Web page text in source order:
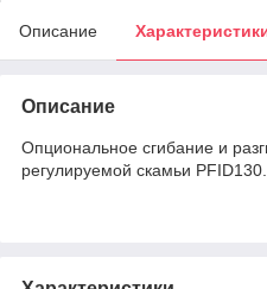
Описание
Описание
Опциональное сгибание и
регулируемой скамьи PFID130.